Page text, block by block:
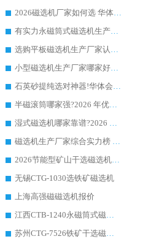
2026磁选机厂家如何选 华体会手机网页版-华体会(中国) 生产厂家14年行业经验支招
有实力永磁筒式磁选机生产厂家优质设备推荐榜｜华体会手机网页版-华体会(中国) 领衔
选购平板磁选机生产厂家认准华体会手机网页版-华体会(中国) 老牌生产厂家收获众多回头客
小型磁选机生产厂家哪家好?2026 年实测推荐，华体会手机网页版-华体会(中国) 十年口碑厂值得闭眼入
石英砂提纯选对神器!华体会手机网页版-华体会(中国) 强磁辊式磁选机价格优势全解析(2026 实测)
半磁滚筒哪家强?2026 年优质厂家推荐，华体会手机网页版-华体会(中国) 为什么能领跑行业
湿式磁选机哪家靠谱?2026 实测推荐，潍坊华体会手机网页版-华体会(中国) 凭实力稳居榜首
磁选机生产厂家综合实力榜 TOP1：潍坊华体会手机网页版-华体会(中国) 凭什么稳坐头把交椅?
2026节能型矿山干选磁选机：无水高效选矿的核心装备
无锡CTG-1030选铁矿磁选机
上海高强磁磁选机报价
江西CTB-1240永磁筒式磁选机厂家
苏州CTG-7526铁矿干选磁选机